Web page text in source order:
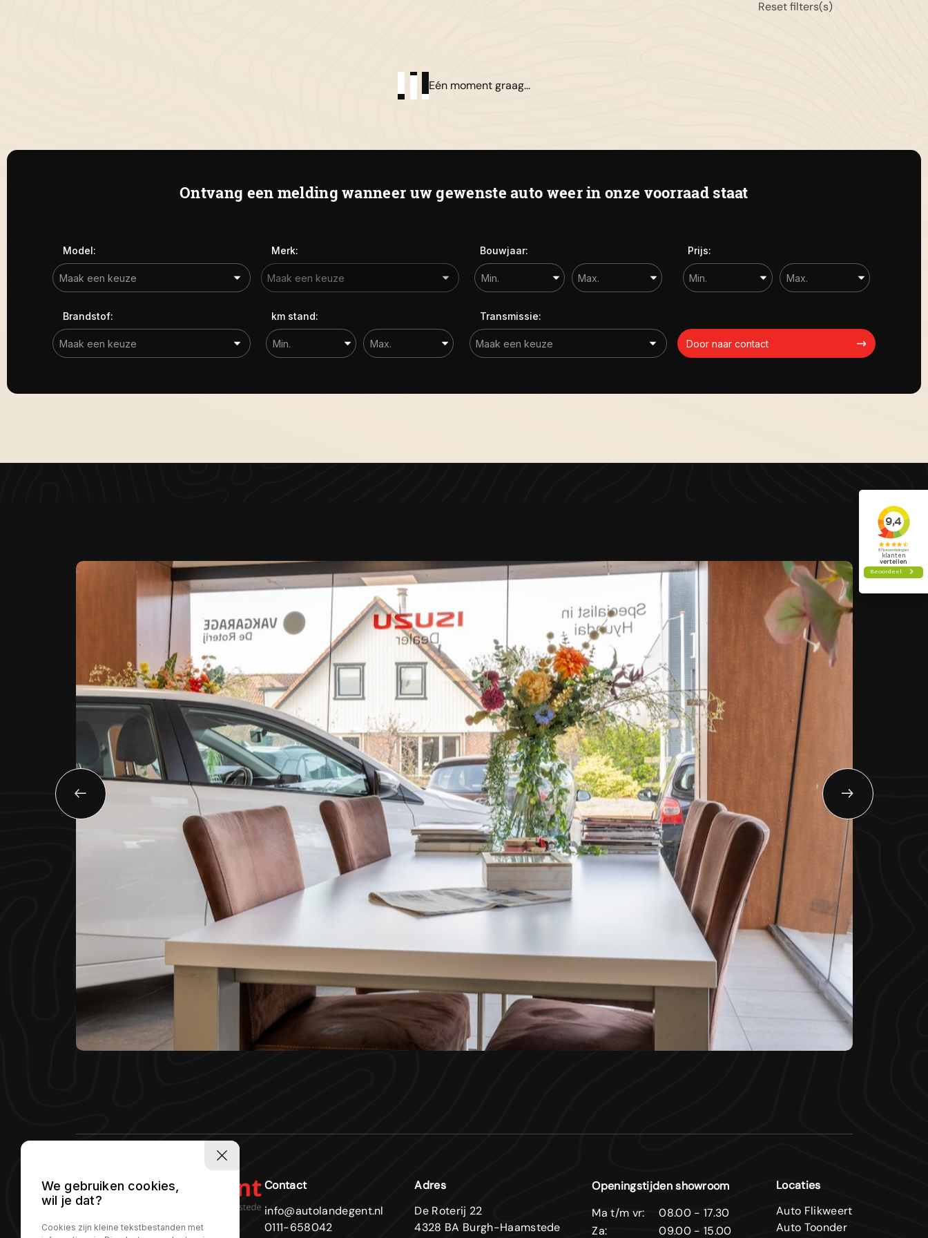
Reset filters(s)
Eén moment graag...
Ontvang een melding wanneer uw gewenste auto weer in onze voorraad staat
Model: Merk: Bouwjaar: Prijs:
Brandstof: km stand: Transmissie:
Door naar contact
Contact
info@autolandegent.nl
0111-658042
Adres
De Roterij 22
4328 BA Burgh-Haamstede
Openingstijden showroom
Ma t/m vr:
08.00 - 17.30
Za:
09.00 - 15.00
Locaties
Auto Flikweert
Auto Toonder
We gebruiken cookies,
wil je dat?
Cookies zijn kleine tekstbestanden met